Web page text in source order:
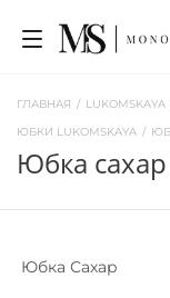
ГЛАВНАЯ / LUKOMSKAYA
ЮБКИ LUKOMSKAYA /
юбка
Юбка Сахар